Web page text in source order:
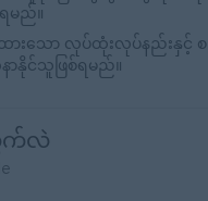
မည်။
းသော လုပ်ထုံးလုပ်နည်းနှင့် စ
ာနိုင်သူဖြစ်ရမည်။
လဲ